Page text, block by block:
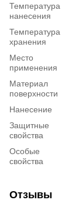
Температура
нанесения
Температура
хранения
Место
применения
Материал
поверхности
Нанесение
Защитные
свойства
Особые
свойства
Отзывы